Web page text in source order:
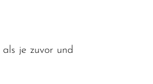
je zuvor und